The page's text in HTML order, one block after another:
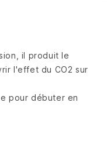
il produit le
l'effet du CO2 sur
pour débuter en